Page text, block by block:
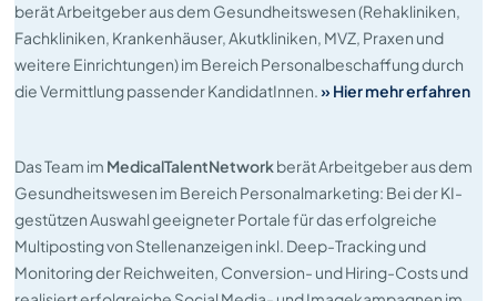
berät Arbeitgeber aus dem Gesundheitswesen (Rehakliniken,
Fachkliniken, Krankenhäuser, Akutkliniken, MVZ, Praxen und
weitere Einrichtungen) im Bereich Personalbeschaffung durch
die Vermittlung passender KandidatInnen.» Hier mehr erfahren
Das Team im MedicalTalentNetworkberät Arbeitgeber aus dem
Gesundheitswesen im Bereich Personalmarketing: Bei der KI-
gestützen Auswahl geeigneter Portale für das erfolgreiche
Multiposting von Stellenanzeigen inkl. Deep-Tracking und
Monitoring der Reichweiten, Conversion- und Hiring-Costs und